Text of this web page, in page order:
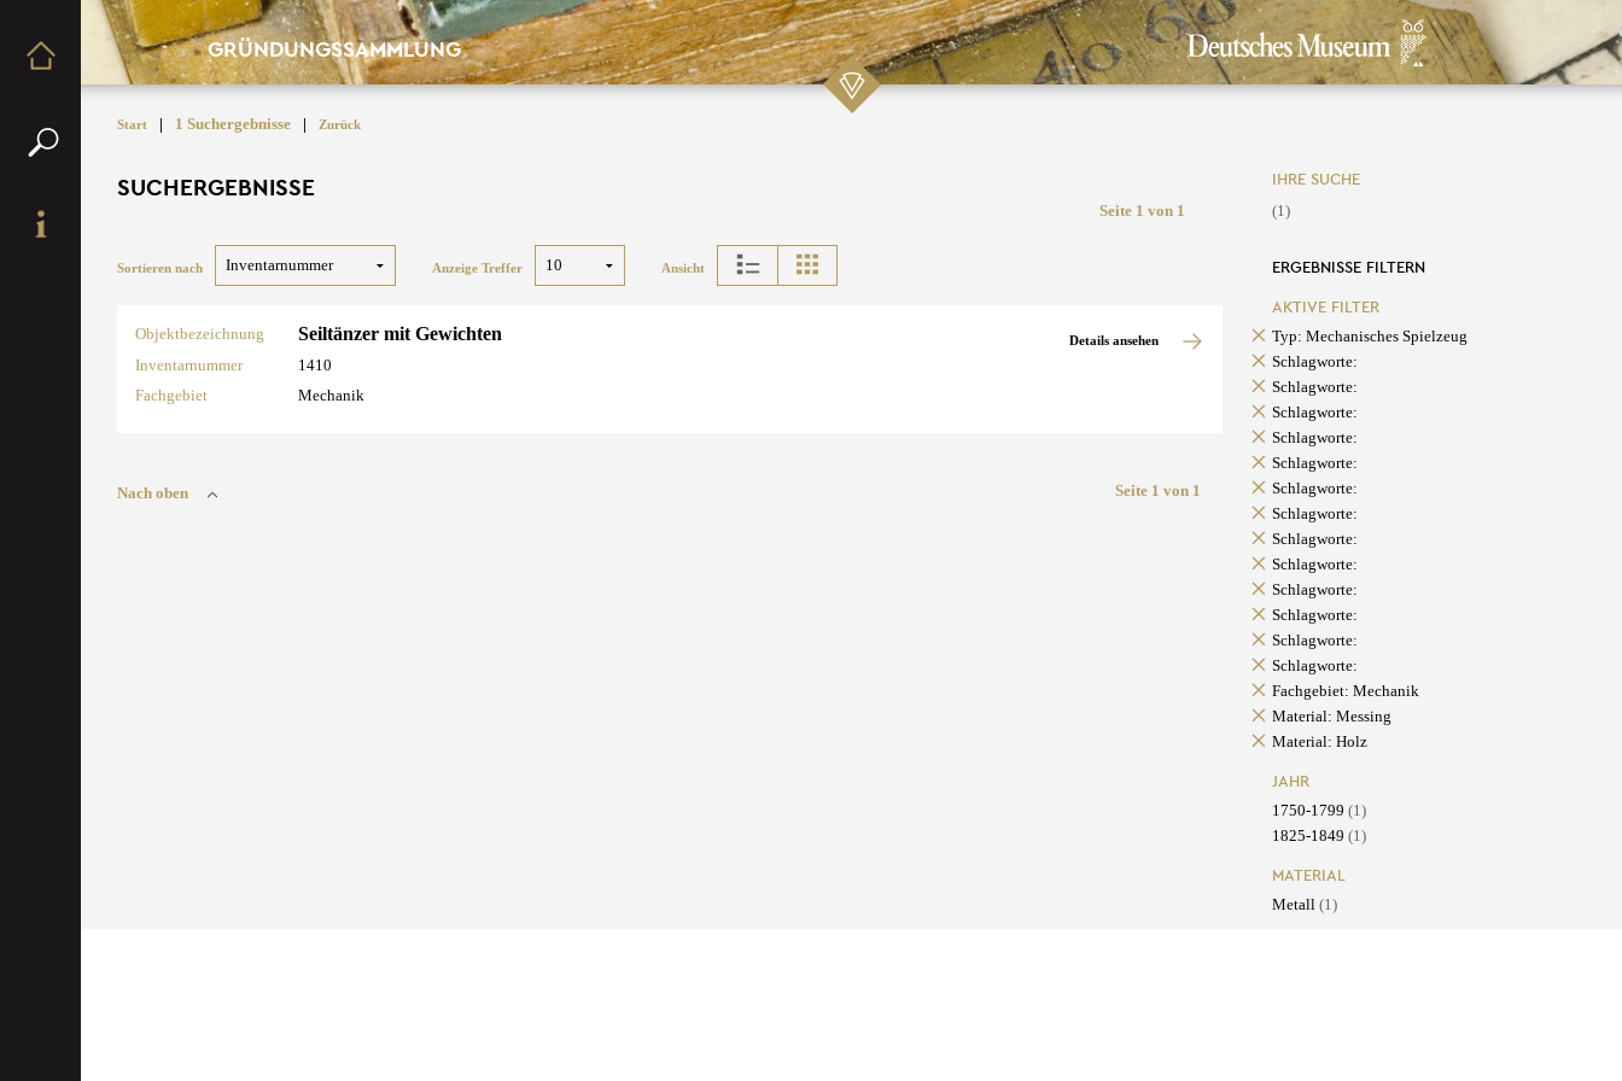
GRÜNDUNGSSAMMLUNG
Start | 1 Suchergebnisse | Zurück
SUCHERGEBNISSE
Seite 1 von 1
Sortieren nach Anzeige Treffer Ansicht
Objektbezeichnung Seiltänzer mit Gewichten
Inventarnummer
1410
Fachgebiet
Mechanik
Details ansehen
Nach oben Seite 1 von 1
IHRE SUCHE
(1)
ERGEBNISSE FILTERN
AKTIVE FILTER
Typ: Mechanisches Spielzeug
Schlagworte:
Schlagworte:
Schlagworte:
Schlagworte:
Schlagworte:
Schlagworte:
Schlagworte:
Schlagworte:
Schlagworte:
Schlagworte:
Schlagworte:
Schlagworte:
Schlagworte:
Fachgebiet: Mechanik
Material: Messing
Material: Holz
JAHR
1750-1799 (1)
1825-1849 (1)
MATERIAL
Metall (1)